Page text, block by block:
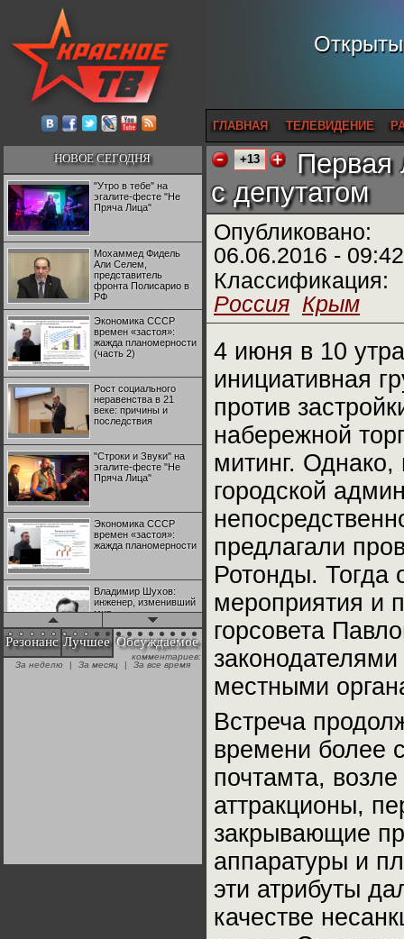
ГЛАВНАЯ ТЕЛЕВИДЕНИЕ
НОВОЕ СЕГОДНЯ
"Утро в тебе" на
эгалите-фесте "Не
Пряча Лица"
Мохаммед Фидель
Али Селем,
представитель
фронта Полисарио в
РФ
Экономика СССР
времен «застоя»:
жажда планомерности
(часть 2)
Рост социального
неравенства в 21
веке: причины и
последствия
"Строки и Звуки" на
эгалите-фесте "Не
Пряча Лица"
Экономика СССР
времен «застоя»:
жажда планомерности
Владимир Шухов:
инженер, изменивший
мир
"Аркадий Коц" на
эгалите-фесте "Не
Резонанс Лучшее Обсуждаемое
комментариев:
За неделю
| За месяц | За все время
+13
Первая
с депутатом
Опубликовано:
06.06.2016 - 09:42
Классификация:
Россия Крым
4 июня в 10 утра
инициативная
против
набережной
митинг. Однако,
городской
предлагали
Ротонды. Тогда
мероприятия и
горсовета
местными
Встреча
времени более
почтамта,
аттракционы,
закрывающие
аппаратуры и
эти атрибуты
качестве